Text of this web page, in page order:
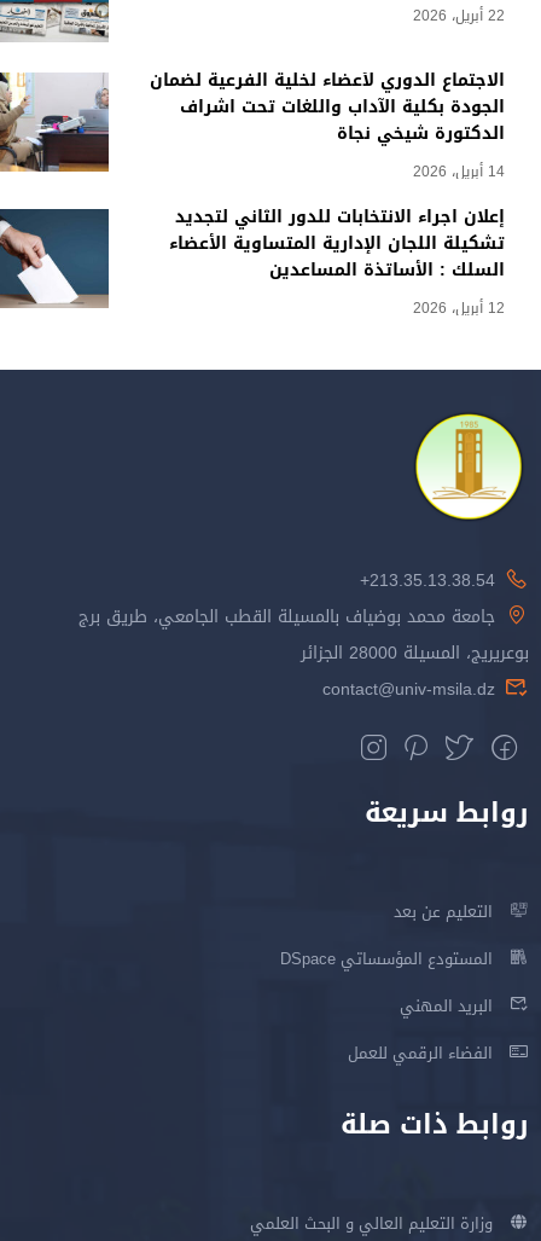
22 أبريل، 2026
الاجتماع الدوري لأعضاء لخلية الفرعية لضمان
الجودة بكلية الآداب واللغات تحت اشراف
الدكتورة شيخي نجاة
14 أبريل، 2026
إعلان اجراء الانتخابات للدور الثاني لتجديد
تشكيلة اللجان الإدارية المتساوية الأعضاء
السلك : الأساتذة المساعدين
12 أبريل، 2026
213.35.13.38.54+
جامعة محمد بوضياف بالمسيلة القطب الجامعي، طريق برج
بوعريريج، المسيلة 28000 الجزائر
contact@univ-msila.dz
روابط سريعة
التعليم عن بعد
المستودع المؤسساتي DSpace
البريد المهني
الفضاء الرقمي للعمل
روابط ذات صلة
وزارة التعليم العالي و البحث العلمي